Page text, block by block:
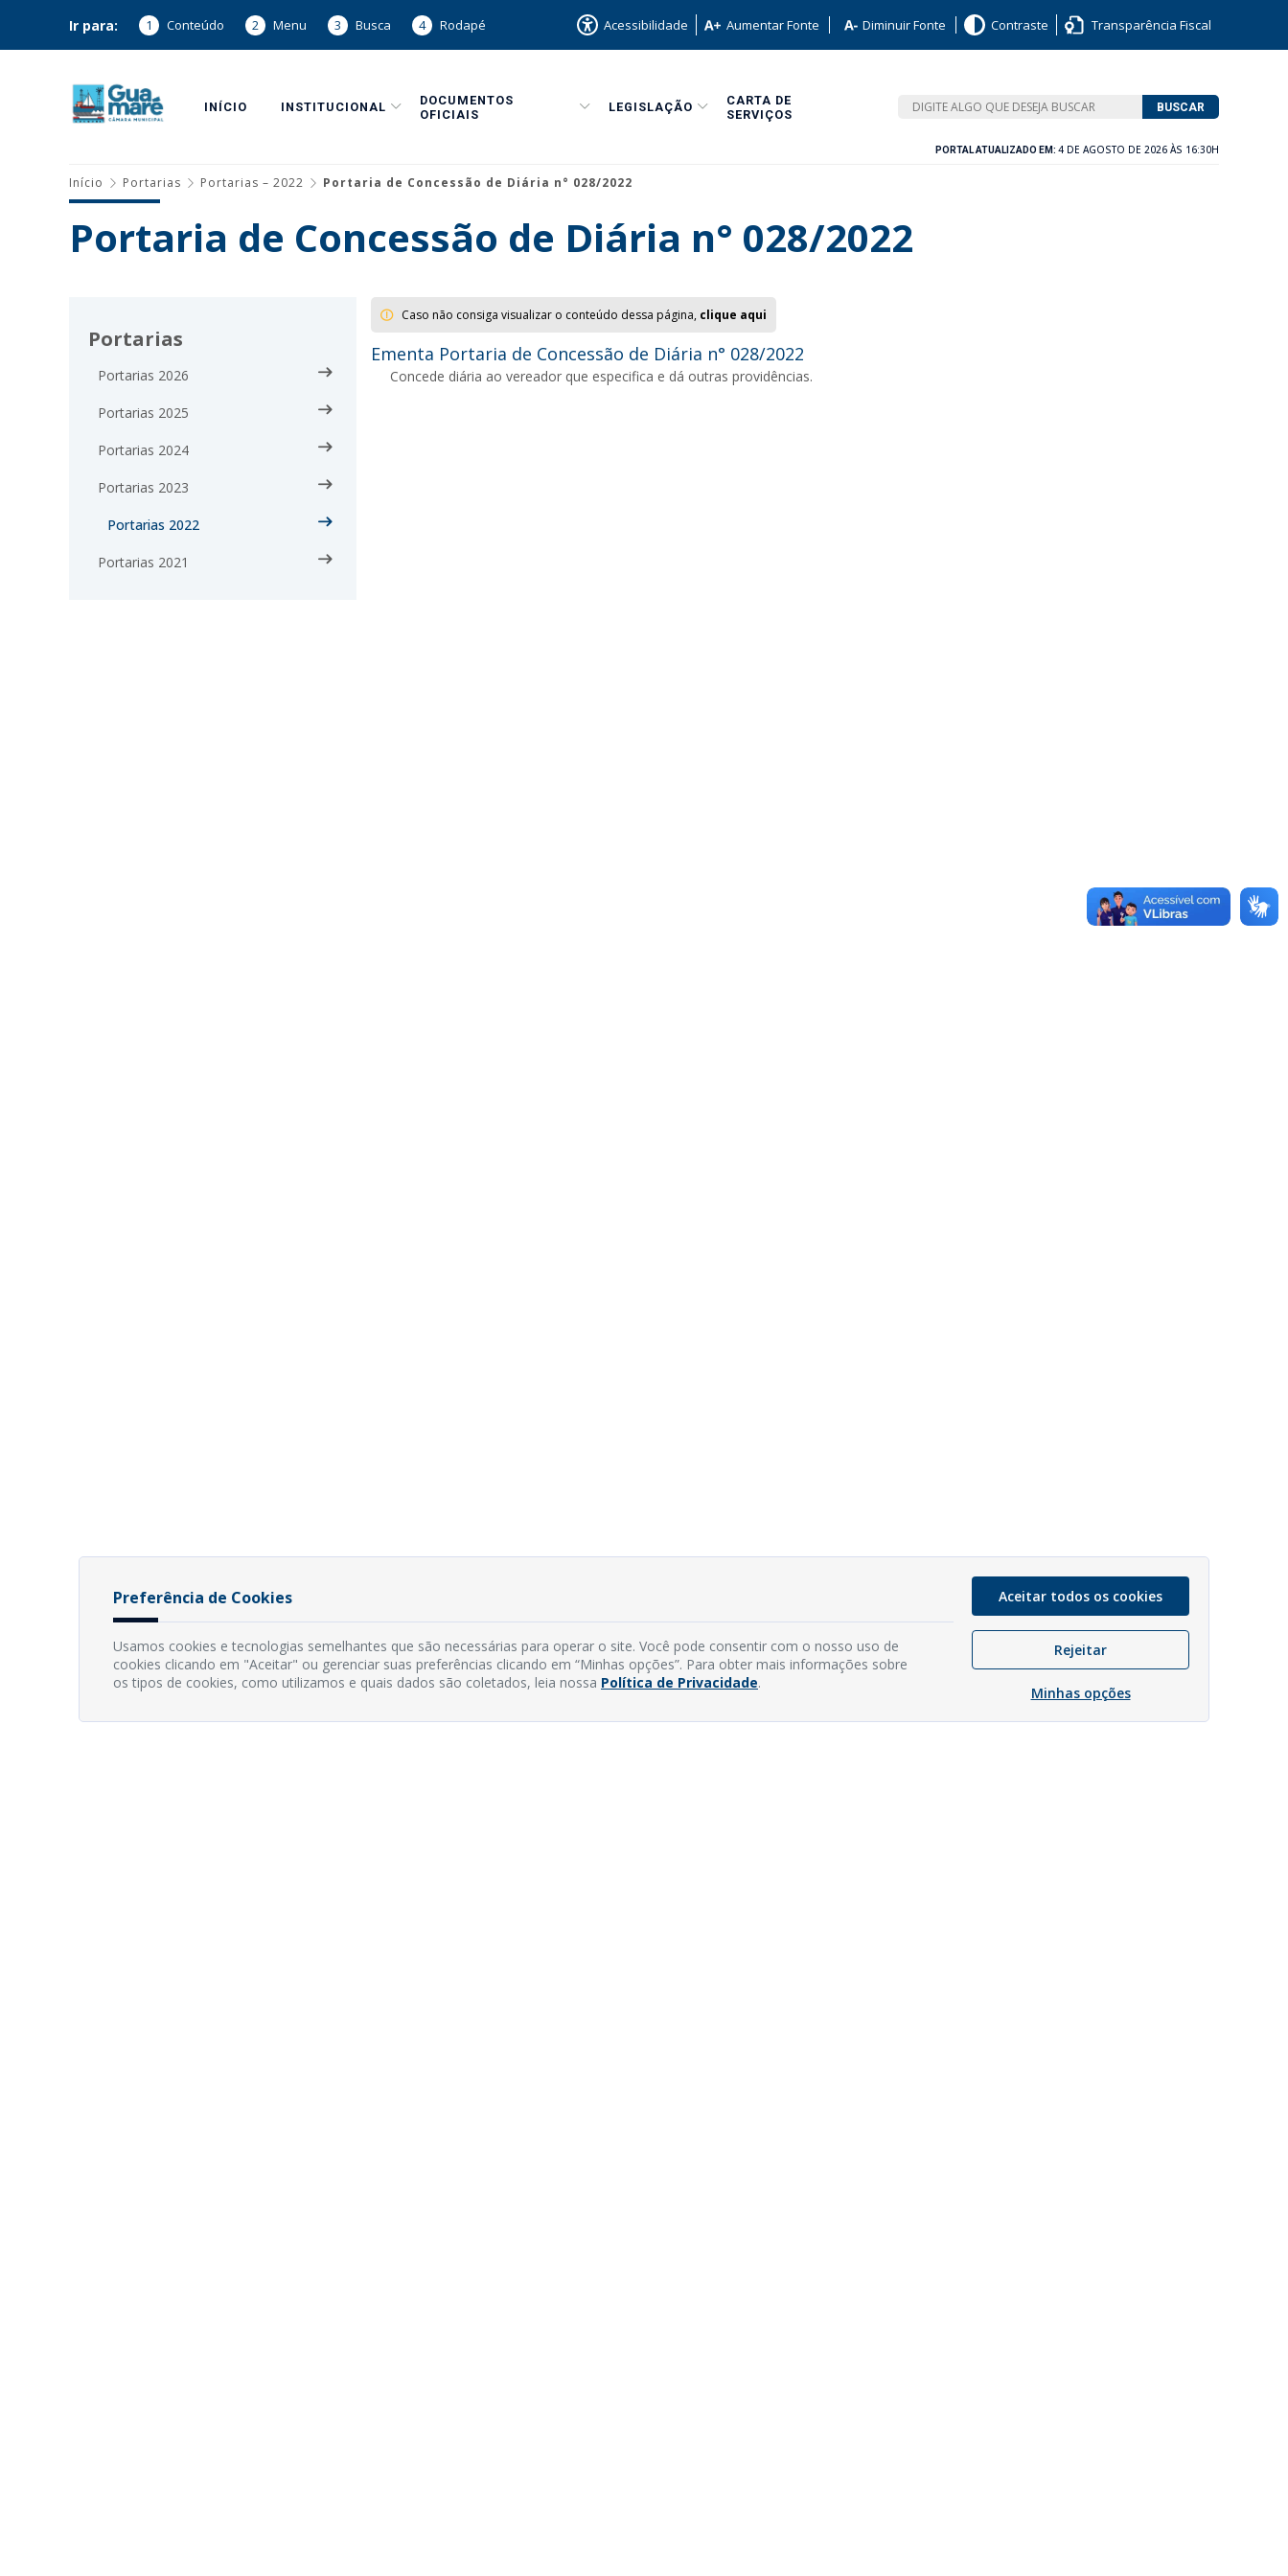
Ir para: 1 Conteúdo 2 Menu 3 Busca 4 Rodapé Acessibilidade Aumentar Fonte Diminuir Fonte Contraste Transparência Fiscal
INÍCIO INSTITUCIONAL
DOCUMENTOS
OFICIAIS
LEGISLAÇÃO
CARTA DE
SERVIÇOS
BUSCAR
PORTAL ATUALIZADO EM: 4 DE AGOSTO DE 2026 ÀS 16:30H
Início Portarias Portarias – 2022 Portaria de Concessão de Diária n° 028/2022
Portaria de Concessão de Diária n° 028/2022
Portarias
Portarias 2026
Portarias 2025
Portarias 2024
Portarias 2023
Portarias 2022
Portarias 2021
Caso não consiga visualizar o conteúdo dessa página, clique aqui
Ementa Portaria de Concessão de Diária n° 028/2022
Concede diária ao vereador que especifica e dá outras providências.
Preferência de Cookies
Usamos cookies e tecnologias semelhantes que são necessárias para operar o site. Você pode consentir com o nosso uso de
cookies clicando em "Aceitar" ou gerenciar suas preferências clicando em “Minhas opções”. Para obter mais informações sobre
os tipos de cookies, como utilizamos e quais dados são coletados, leia nossa Política de Privacidade.
Aceitar todos os cookies
Rejeitar
Minhas opções